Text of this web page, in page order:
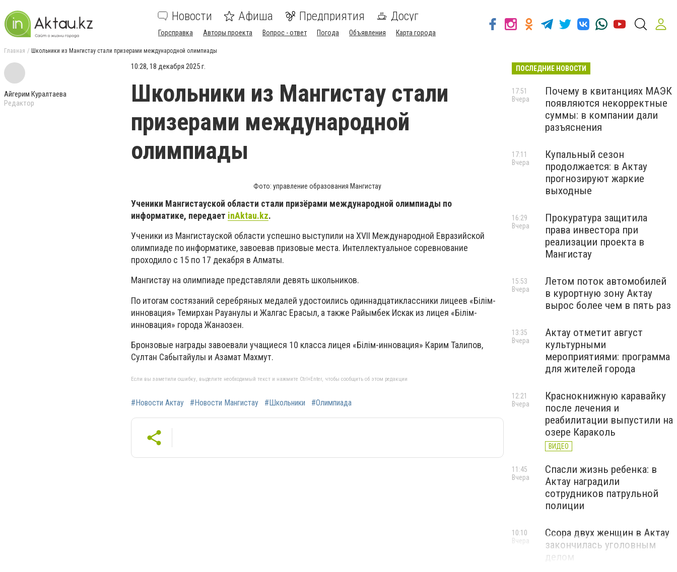
Новости Афиша Предприятия Досуг
Горсправка Авторы проекта Вопрос - ответ Погода Объявления Карта города
Главная Школьники из Мангистау стали призерами международной олимпиады
Айгерим Куралтаева
Редактор
10:28, 18 декабря 2025 г.
Школьники из Мангистау стали
призерами международной
олимпиады
Фото: управление образования Мангистау
Ученики Мангистауской области стали призёрами международной олимпиады по
информатике, передает inAktau.kz.
Ученики из Мангистауской области успешно выступили на XVII Международной Евразийской
олимпиаде по информатике, завоевав призовые места. Интеллектуальное соревнование
проходило с 15 по 17 декабря в Алматы.
Мангистау на олимпиаде представляли девять школьников.
По итогам состязаний серебряных медалей удостоились одиннадцатиклассники лицеев «Білім-
инновация» Темирхан Рауанулы и Жалгас Ерасыл, а также Райымбек Искак из лицея «Білім-
инновация» города Жанаозен.
Бронзовые награды завоевали учащиеся 10 класса лицея «Білім-инновация» Карим Талипов,
Султан Сабытайулы и Азамат Махмут.
Если вы заметили ошибку, выделите необходимый текст и нажмите Ctrl+Enter, чтобы сообщить об этом редакции
#Новости Актау #Новости Мангистау #Школьники #Олимпиада
ПОСЛЕДНИЕ НОВОСТИ
Почему в квитанциях МАЭК
появляются некорректные
суммы: в компании дали
разъяснения
17:51
Вчера
Купальный сезон
продолжается: в Актау
прогнозируют жаркие
выходные
17:11
Вчера
Прокуратура защитила
права инвестора при
реализации проекта в
Мангистау
16:29
Вчера
Летом поток автомобилей
в курортную зону Актау
вырос более чем в пять раз
15:53
Вчера
Актау отметит август
культурными
мероприятиями: программа
для жителей города
13:35
Вчера
Краснокнижную каравайку
после лечения и
реабилитации выпустили на
озере Караколь
ВИДЕО
12:21
Вчера
Спасли жизнь ребенка: в
Актау наградили
сотрудников патрульной
полиции
11:45
Вчера
Ссора двух женщин в Актау
закончилась уголовным
делом
10:10
Вчера